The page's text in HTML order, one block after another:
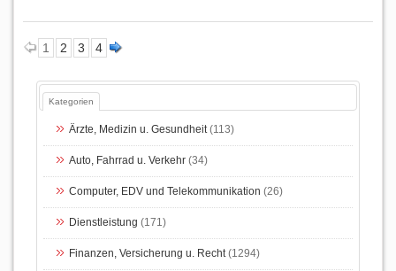
1 2 3 4
Kategorien
Ärzte, Medizin u. Gesundheit(113)
Auto, Fahrrad u. Verkehr (34)
Computer, EDV und Telekommunikation (26)
Dienstleistung (171)
Finanzen, Versicherung u. Recht(1294)